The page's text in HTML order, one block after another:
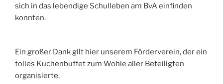
sich in das lebendige Schulleben am BvA einfinden
konnten.
Ein großer Dank gilt hier unserem Förderverein, der ein
tolles Kuchenbuffet zum Wohle aller Beteiligten
organisierte.